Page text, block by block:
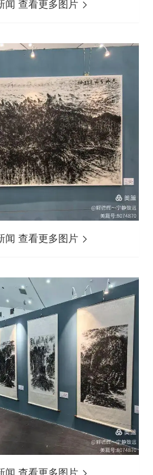
闻 查看更多图片
闻 查看更多图片
闻 查看更多图片